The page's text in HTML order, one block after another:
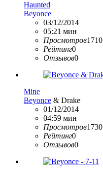
Haunted
Beyonce
03/12/2014
05:21 мин
Просмотров1710
Рейтинг0
Отзывов0
Mine
Beyonce & Drake
01/12/2014
04:59 мин
Просмотров1730
Рейтинг0
Отзывов0